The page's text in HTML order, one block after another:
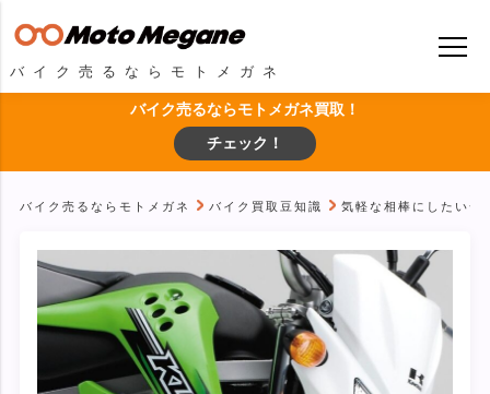
バイク売るならモトメガネ
バイク売るならモトメガネ買取！
チェック！
バイク売るならモトメガネ バイク買取豆知識 気軽な相棒にしたい